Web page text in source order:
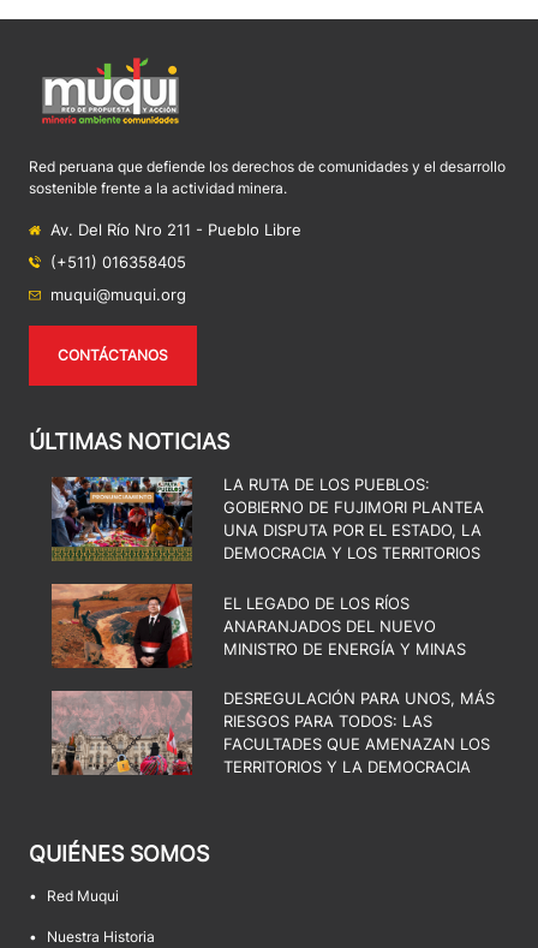
Red peruana que defiende los derechos de comunidades y el desarrollo
sostenible frente a la actividad minera.
Av. Del Río Nro 211 - Pueblo Libre
(+511) 016358405
muqui@muqui.org
CONTÁCTANOS
ÚLTIMAS NOTICIAS
LA RUTA DE LOS PUEBLOS:
GOBIERNO DE FUJIMORI PLANTEA
UNA DISPUTA POR EL ESTADO, LA
DEMOCRACIA Y LOS TERRITORIOS
EL LEGADO DE LOS RÍOS
ANARANJADOS DEL NUEVO
MINISTRO DE ENERGÍA Y MINAS
DESREGULACIÓN PARA UNOS, MÁS
RIESGOS PARA TODOS: LAS
FACULTADES QUE AMENAZAN LOS
TERRITORIOS Y LA DEMOCRACIA
QUIÉNES SOMOS
• Red Muqui
• Nuestra Historia